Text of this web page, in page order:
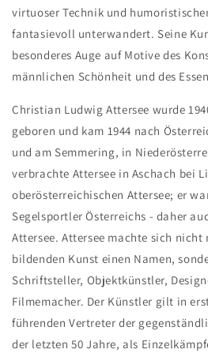
virtuoser Technik und
fantasievoll unterwandert. Seine
besonderes Auge auf Motive des
männlichen Schönheit und des
Christian Ludwig Attersee wurde
geboren und kam 1944 nach
und am Semmering, in
verbrachte Attersee in Aschach bei
oberösterreichischen Attersee; er
Segelsportler Österreichs - daher
Attersee. Attersee machte sich
bildenden Kunst einen Namen,
Schriftsteller, Objektkünstler,
Filmemacher. Der Künstler gilt in
führenden Vertreter der
der letzten 50 Jahre, als